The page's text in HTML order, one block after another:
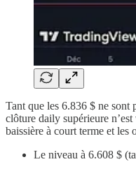
Tant que les 6.836 $ ne sont
clôture daily supérieure
baissière à court terme et les
Le niveau à 6.608 $